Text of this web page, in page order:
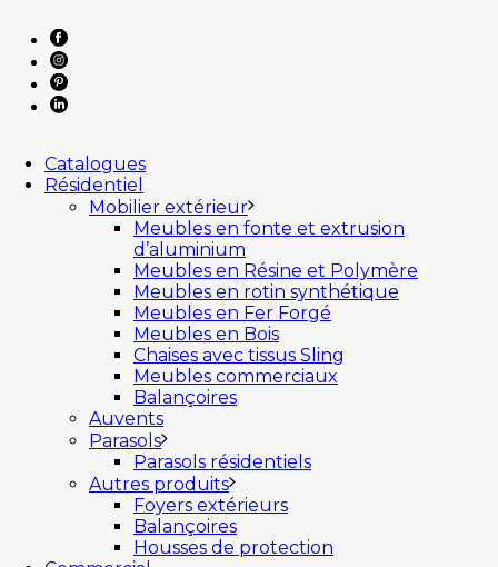
Catalogues
Résidentiel
Mobilier extérieur
Meubles en fonte et extrusion
d’aluminium
Meubles en Résine et Polymère
Meubles en rotin synthétique
Meubles en Fer Forgé
Meubles en Bois
Chaises avec tissus Sling
Meubles commerciaux
Balançoires
Auvents
Parasols
Parasols résidentiels
Autres produits
Foyers extérieurs
Balançoires
Housses de protection